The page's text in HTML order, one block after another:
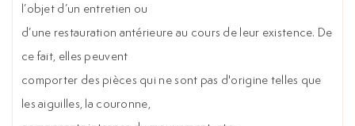
l’objet d’un entretien ou
d’une restauration antérieure au cours de leur existence. De
ce fait, elles peuvent
comporter des pièces qui ne sont pas d'origine telles que
les aiguilles, la couronne,